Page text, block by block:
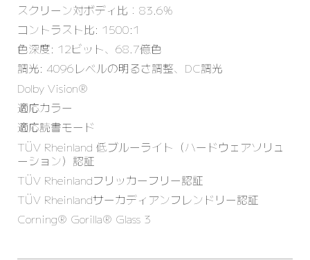
スクリーン対ボディ比：83.6%
コントラスト比: 1500:1
色深度: 12ビット、68.7億色
調光: 4096レベルの明るさ調整、DC調光
Dolby Vision®
適応カラー
適応読書モード
TÜV Rheinland 低ブルーライト（ハードウェアソリュ
ーション）認証
TÜV Rheinlandフリッカーフリー認証
TÜV Rheinlandサーカディアンフレンドリー認証
Corning® Gorilla® Glass 3